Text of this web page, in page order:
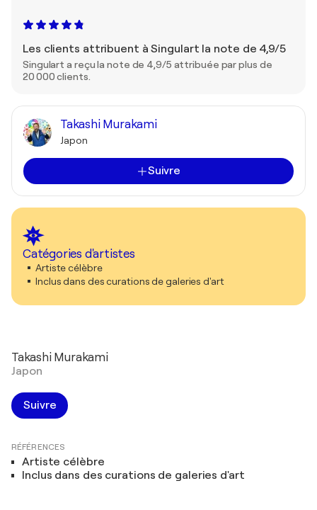
Les clients attribuent à Singulart la note de 4,9/5
Singulart a reçu la note de 4,9/5 attribuée par plus de
20 000 clients.
Takashi Murakami
Japon
Suivre
Catégories d'artistes
Artiste célèbre
Inclus dans des curations de galeries d'art
Takashi Murakami
Japon
Suivre
RÉFÉRENCES
Artiste célèbre
Inclus dans des curations de galeries d'art